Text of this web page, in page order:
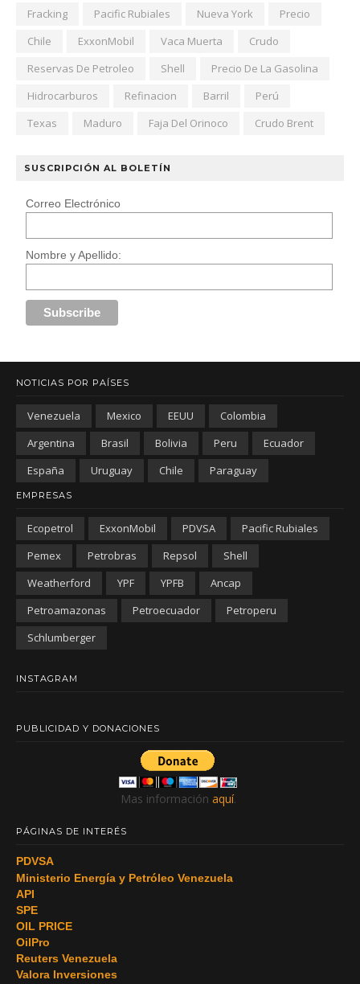
Fracking
Pacific Rubiales Nueva York
Precio
Chile
ExxonMobil Vaca Muerta
Crudo
Reservas De Petroleo
Shell
Precio De La Gasolina
Hidrocarburos
Refinacion Barril
Perú
Texas
Maduro Faja Del Orinoco Crudo Brent
SUSCRIPCIÓN AL BOLETÍN
Correo Electrónico
Nombre y Apellido:
NOTICIAS POR PAÍSES
Venezuela Mexico EEUU
Colombia
Argentina
Brasil Bolivia Peru
Ecuador
España
Uruguay Chile Paraguay
EMPRESAS
Ecopetrol ExxonMobil PDVSA
Pacific Rubiales
Pemex
Petrobras Repsol
Shell
Weatherford
YPF YPFB
Ancap
Petroamazonas
Petroecuador
Petroperu
Schlumberger
INSTAGRAM
PUBLICIDAD Y DONACIONES
Mas información aquí.
PÁGINAS DE INTERÉS
PDVSA
Ministerio Energía y Petróleo Venezuela
API
SPE
OIL PRICE
OilPro
Reuters Venezuela
Valora Inversiones